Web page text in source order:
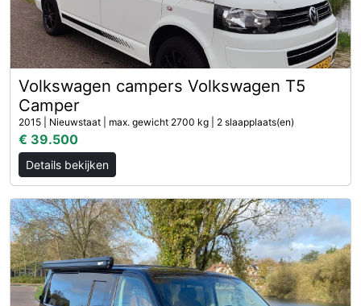
Volkswagen campers Volkswagen T5
Camper
2015 | Nieuwstaat | max. gewicht 2700 kg | 2 slaapplaats(en)
€ 39.500
Details bekijken